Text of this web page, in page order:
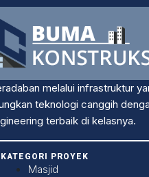
melalui infrastruktur
teknologi canggih
terbaik di kelasnya.
KATEGORI PROYEK
Masjid